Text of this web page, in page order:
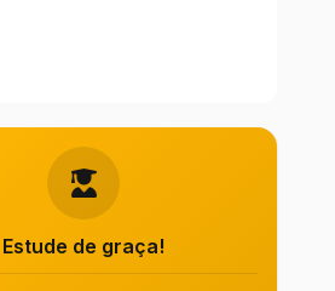
Estude de graça!